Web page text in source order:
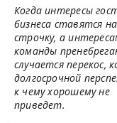
Когда интересы
бизнеса ставятся
строчку, а
команды
случается перекос,
долгосрочной
к чему хорошему не
приведет.